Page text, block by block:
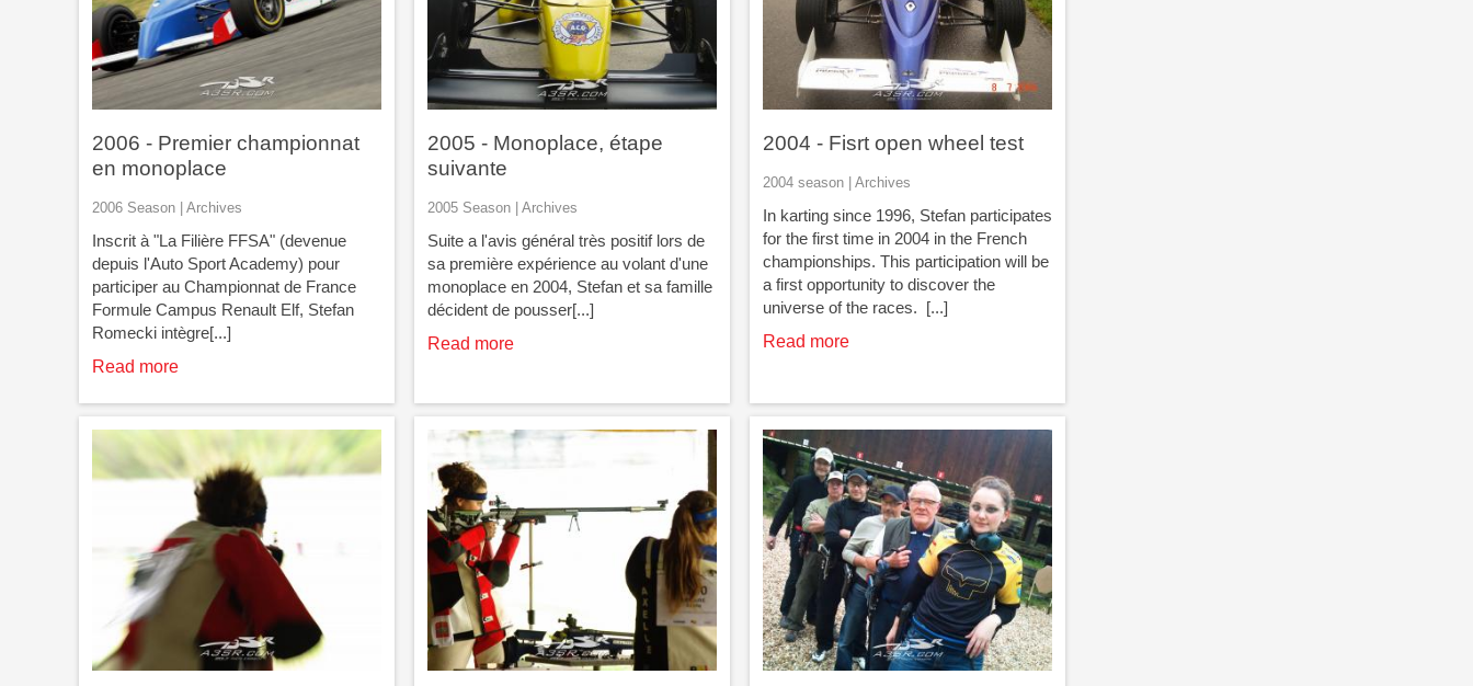
2006 - Premier championnat
en monoplace
2006 Season | Archives
Inscrit à "La Filière FFSA" (devenue
depuis l'Auto Sport Academy) pour
participer au Championnat de France
Formule Campus Renault Elf, Stefan
Romecki intègre[...]
Read more
2005 - Monoplace, étape
suivante
2005 Season | Archives
Suite a l'avis général très positif lors de
sa première expérience au volant d'une
monoplace en 2004, Stefan et sa famille
décident de pousser[...]
Read more
2004 - Fisrt open wheel test
2004 season | Archives
In karting since 1996, Stefan participates
for the first time in 2004 in the French
championships. This participation will be
a first opportunity to discover the
universe of the races. [...]
Read more